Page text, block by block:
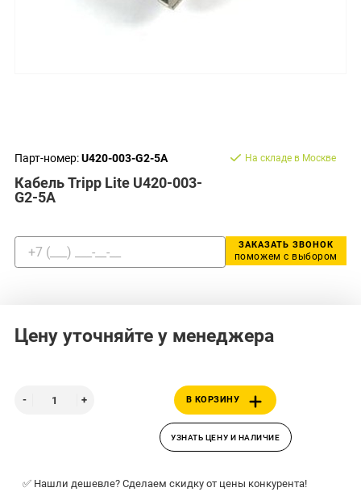
Парт-номер:U420-003-G2-5A
Кабель Tripp Lite U420-003-
G2-5A
На складе в Москве
ЗАКАЗАТЬ ЗВОНОК
поможем с выбором
Цену уточняйте у менеджера
В КОРЗИНУ
УЗНАТЬ ЦЕНУ И НАЛИЧИЕ
✅ Нашли дешевле? Сделаем скидку от цены конкурента!